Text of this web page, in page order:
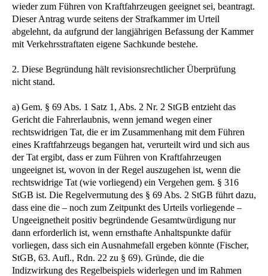
wieder zum Führen von Kraftfahrzeugen geeignet sei, beantragt.
Dieser Antrag wurde seitens der Strafkammer im Urteil
abgelehnt, da aufgrund der langjährigen Befassung der Kammer
mit Verkehrsstraftaten eigene Sachkunde bestehe.
2. Diese Begründung hält revisionsrechtlicher Überprüfung
nicht stand.
a) Gem. § 69 Abs. 1 Satz 1, Abs. 2 Nr. 2 StGB entzieht das
Gericht die Fahrerlaubnis, wenn jemand wegen einer
rechtswidrigen Tat, die er im Zusammenhang mit dem Führen
eines Kraftfahrzeugs begangen hat, verurteilt wird und sich aus
der Tat ergibt, dass er zum Führen von Kraftfahrzeugen
ungeeignet ist, wovon in der Regel auszugehen ist, wenn die
rechtswidrige Tat (wie vorliegend) ein Vergehen gem. § 316
StGB ist. Die Regelvermutung des § 69 Abs. 2 StGB führt dazu,
dass eine die – noch zum Zeitpunkt des Urteils vorliegende –
Ungeeignetheit positiv begründende Gesamtwürdigung nur
dann erforderlich ist, wenn ernsthafte Anhaltspunkte dafür
vorliegen, dass sich ein Ausnahmefall ergeben könnte (Fischer,
StGB, 63. Aufl., Rdn. 22 zu § 69). Gründe, die die
Indizwirkung des Regelbeispiels widerlegen und im Rahmen